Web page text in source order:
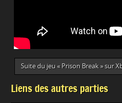
Suite du jeu « Prison Break » sur
Liens des autres parties